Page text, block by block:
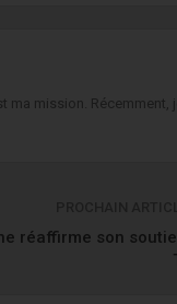
ma mission. Récemment,
réaffirme son